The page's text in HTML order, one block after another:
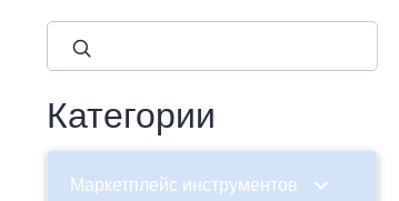
Категории
Маркетплейс инструментов chevron_right